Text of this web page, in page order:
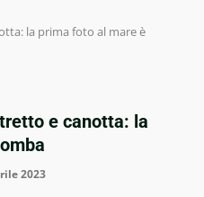
la prima foto al mare è
e canotta: la
2023